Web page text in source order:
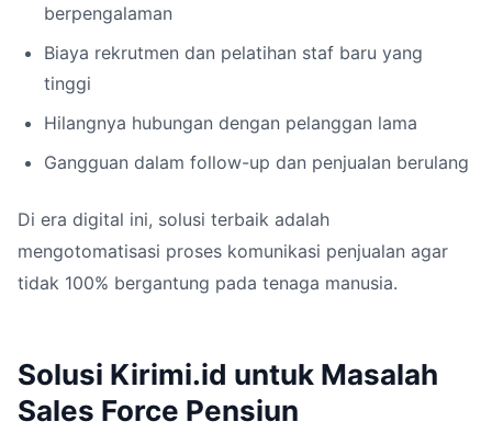
berpengalaman
Biaya rekrutmen dan pelatihan staf baru yang
tinggi
Hilangnya hubungan dengan pelanggan lama
Gangguan dalam follow-up dan penjualan berulang
Di era digital ini, solusi terbaik adalah
mengotomatisasi proses komunikasi penjualan agar
tidak 100% bergantung pada tenaga manusia.
Solusi Kirimi.id untuk Masalah
Sales Force Pensiun